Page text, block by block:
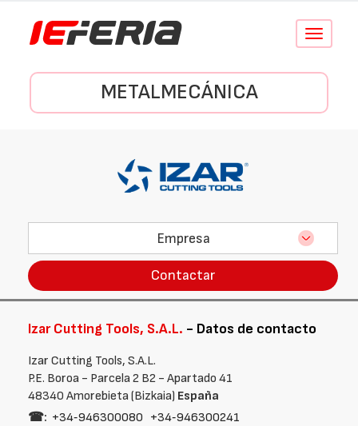
Conmutar
METALMECÁNICA
Empresa
Contactar
Izar Cutting Tools, S.A.L. - Datos de contacto
Izar Cutting Tools, S.A.L.
P.E. Boroa - Parcela 2 B2 - Apartado 41
48340 Amorebieta (Bizkaia) España
☎: +34‑946300080 +34‑946300241